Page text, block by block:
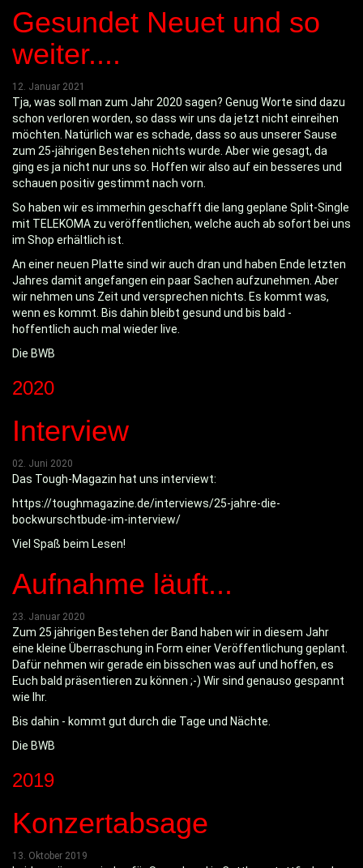
Gesundet Neuet und so
weiter....
12. Januar 2021
Tja, was soll man zum Jahr 2020 sagen? Genug Worte sind dazu
schon verloren worden, so dass wir uns da jetzt nicht einreihen
möchten. Natürlich war es schade, dass so aus unserer Sause
zum 25-jährigen Bestehen nichts wurde. Aber wie gesagt, da
ging es ja nicht nur uns so. Hoffen wir also auf ein besseres und
schauen positiv gestimmt nach vorn.
So haben wir es immerhin geschafft die lang geplane Split-Single
mit TELEKOMA zu veröffentlichen, welche auch ab sofort bei uns
im Shop erhältlich ist.
An einer neuen Platte sind wir auch dran und haben Ende letzten
Jahres damit angefangen ein paar Sachen aufzunehmen. Aber
wir nehmen uns Zeit und versprechen nichts. Es kommt was,
wenn es kommt. Bis dahin bleibt gesund und bis bald -
hoffentlich auch mal wieder live.
Die BWB
2020
Interview
02. Juni 2020
Das Tough-Magazin hat uns interviewt:
https://toughmagazine.de/interviews/25-jahre-die-
bockwurschtbude-im-interview/
Viel Spaß beim Lesen!
Aufnahme läuft...
23. Januar 2020
Zum 25 jährigen Bestehen der Band haben wir in diesem Jahr
eine kleine Überraschung in Form einer Veröffentlichung geplant.
Dafür nehmen wir gerade ein bisschen was auf und hoffen, es
Euch bald präsentieren zu können ;-) Wir sind genauso gespannt
wie Ihr.
Bis dahin - kommt gut durch die Tage und Nächte.
Die BWB
2019
Konzertabsage
13. Oktober 2019